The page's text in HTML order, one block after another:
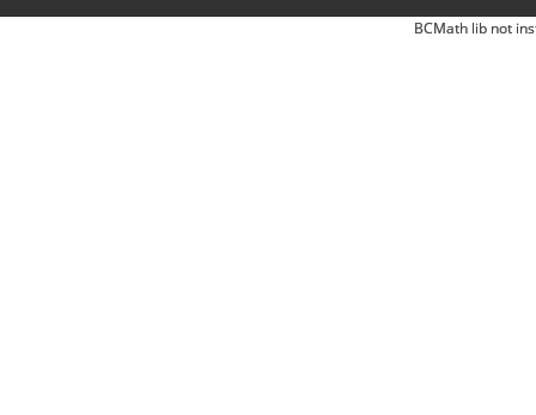
BCMath lib not